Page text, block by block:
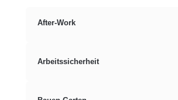
After-Work
Arbeitssicherheit